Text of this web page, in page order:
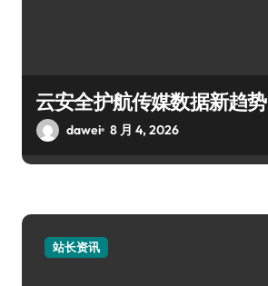
云安全护航传媒数据新趋势
dawei 8 月 4, 2026
站长资讯